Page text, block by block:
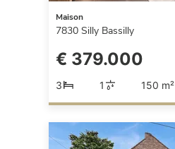
Maison
7830 Silly Bassilly
€ 379.000
3 1 150 m²